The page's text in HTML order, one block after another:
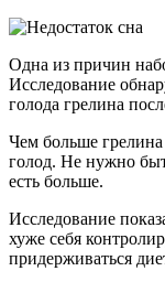
Одна из причин
Исследование
голода грелина
Чем больше грелина
голод. Не нужно
есть больше.
Исследование
хуже себя
придерживаться